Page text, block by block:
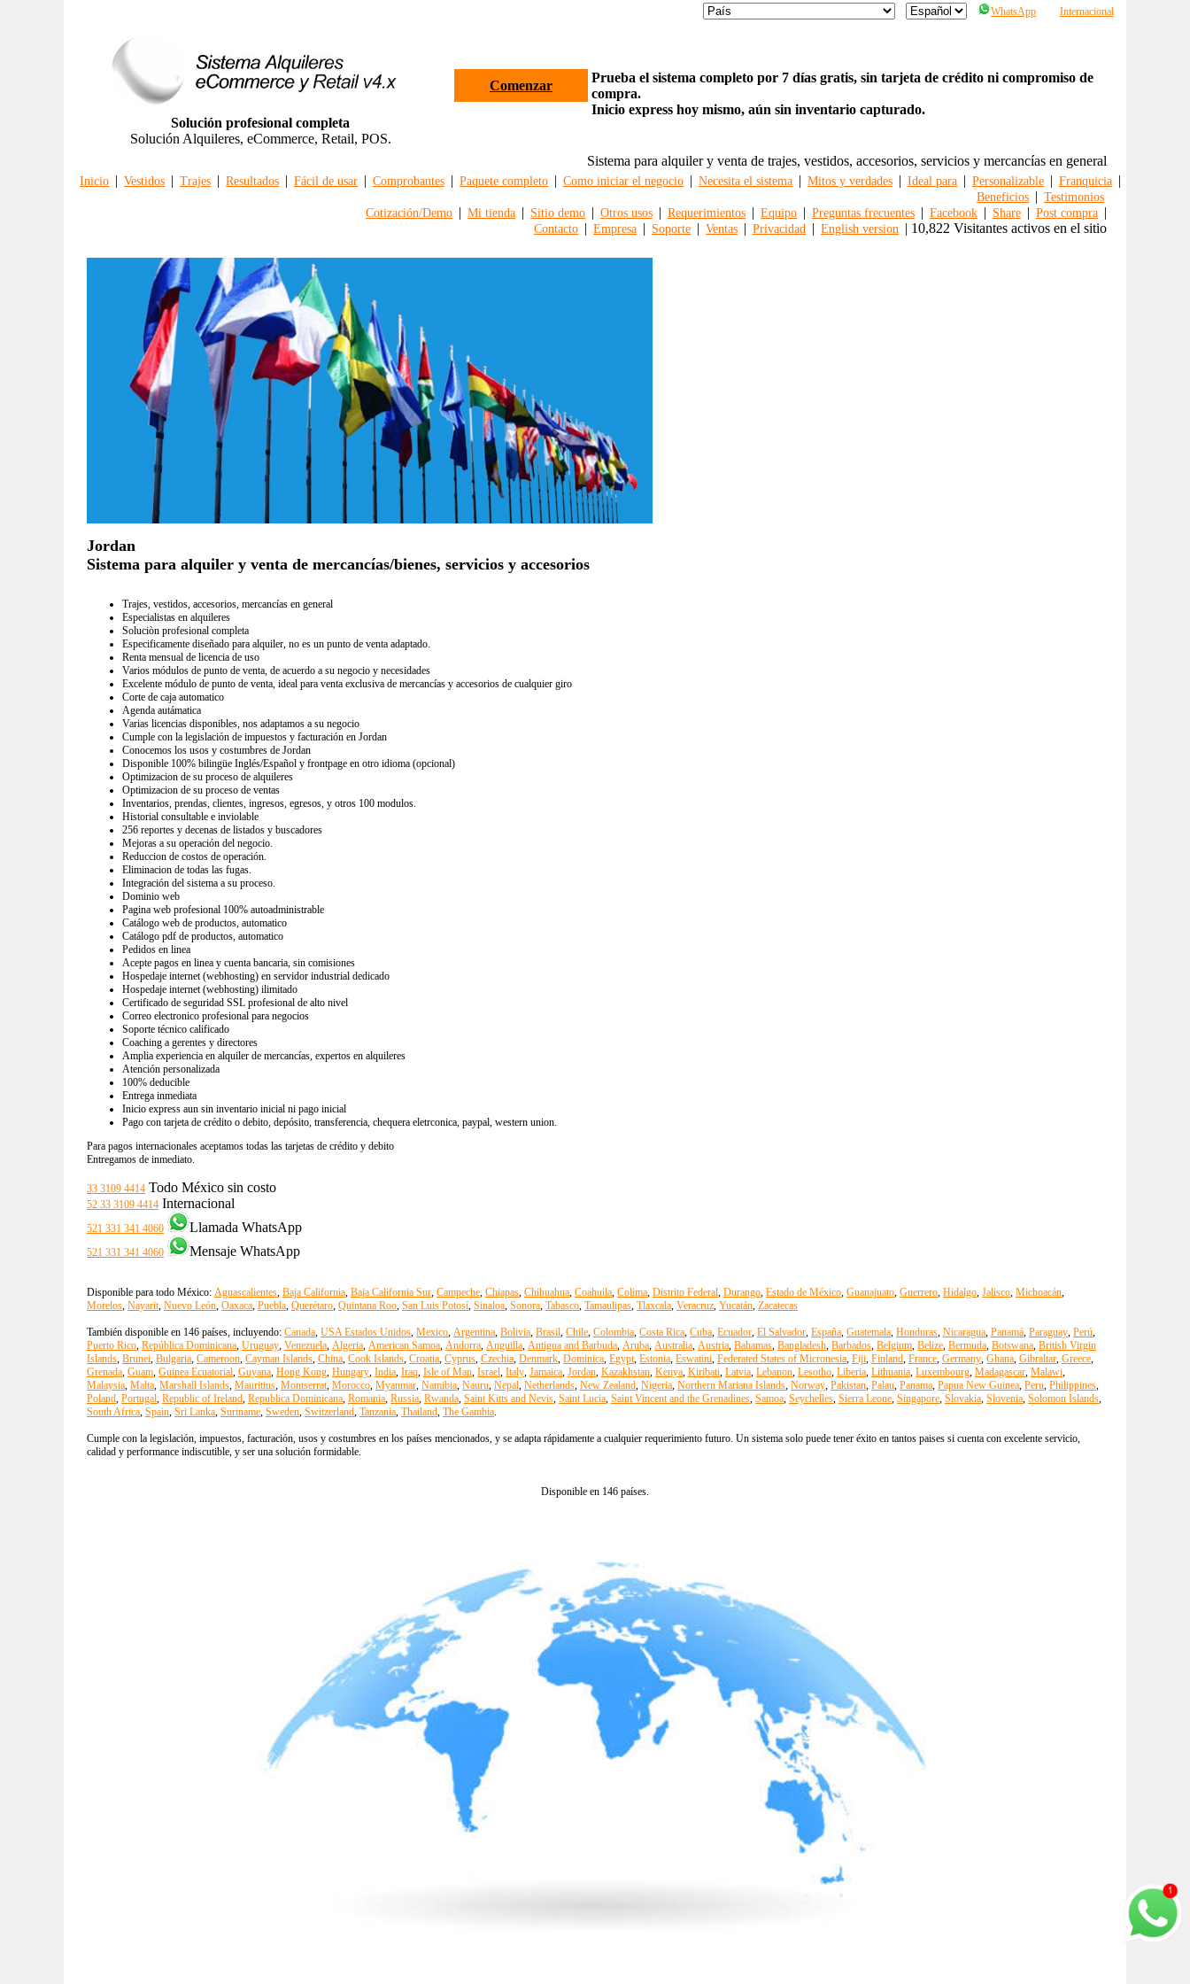
WhatsApp Internacional
Solución profesional completa
Solución Alquileres, eCommerce, Retail, POS.
Comenzar
Prueba el sistema completo por 7 días gratis, sin tarjeta de crédito ni compromiso de
compra.
Inicio express hoy mismo, aún sin inventario capturado.
Sistema para alquiler y venta de trajes, vestidos, accesorios, servicios y mercancías en general
Inicio | Vestidos | Trajes | Resultados | Fácil de usar | Comprobantes | Paquete completo | Como iniciar el negocio | Necesita el sistema | Mitos y verdades | Ideal para | Personalizable | Franquicia |
Beneficios | Testimonios
Cotización/Demo | Mi tienda | Sitio demo | Otros usos | Requerimientos | Equipo | Preguntas frecuentes | Facebook | Share | Post compra |
Contacto | Empresa | Soporte | Ventas | Privacidad | English version | 10,822 Visitantes activos en el sitio
Jordan
Sistema para alquiler y venta de mercancías/bienes, servicios y accesorios
Trajes, vestidos, accesorios, mercancías en general
Especialistas en alquileres
Soluciòn profesional completa
Especificamente diseñado para alquiler, no es un punto de venta adaptado.
Renta mensual de licencia de uso
Varios módulos de punto de venta, de acuerdo a su negocio y necesidades
Excelente módulo de punto de venta, ideal para venta exclusiva de mercancías y accesorios de cualquier giro
Corte de caja automatico
Agenda autámatica
Varias licencias disponibles, nos adaptamos a su negocio
Cumple con la legislación de impuestos y facturación en Jordan
Conocemos los usos y costumbres de Jordan
Disponible 100% bilingüe Inglés/Español y frontpage en otro idioma (opcional)
Optimizacion de su proceso de alquileres
Optimizacion de su proceso de ventas
Inventarios, prendas, clientes, ingresos, egresos, y otros 100 modulos.
Historial consultable e inviolable
256 reportes y decenas de listados y buscadores
Mejoras a su operación del negocio.
Reduccion de costos de operación.
Eliminacion de todas las fugas.
Integración del sistema a su proceso.
Dominio web
Pagina web profesional 100% autoadministrable
Catálogo web de productos, automatico
Catálogo pdf de productos, automatico
Pedidos en linea
Acepte pagos en linea y cuenta bancaria, sin comisiones
Hospedaje internet (webhosting) en servidor industrial dedicado
Hospedaje internet (webhosting) ilimitado
Certificado de seguridad SSL profesional de alto nivel
Correo electronico profesional para negocios
Soporte técnico calificado
Coaching a gerentes y directores
Amplia experiencia en alquiler de mercancías, expertos en alquileres
Atención personalizada
100% deducible
Entrega inmediata
Inicio express aun sin inventario inicial ni pago inicial
Pago con tarjeta de crédito o debito, depósito, transferencia, chequera eletrconica, paypal, western union.
Para pagos internacionales aceptamos todas las tarjetas de crédito y debito
Entregamos de inmediato.
33 3109 4414 Todo México sin costo
52 33 3109 4414 Internacional
521 331 341 4060 Llamada WhatsApp
521 331 341 4060 Mensaje WhatsApp
Disponible para todo México: Aguascalientes, Baja California, Baja California Sur, Campeche, Chiapas, Chihuahua, Coahuila, Colima, Distrito Federal, Durango, Estado de México, Guanajuato, Guerrero, Hidalgo, Jalisco, Michoacán,
Morelos, Nayarit, Nuevo León, Oaxaca, Puebla, Querétaro, Quintana Roo, San Luis Potosí, Sinaloa, Sonora, Tabasco, Tamaulipas, Tlaxcala, Veracruz, Yucatán, Zacatecas
También disponible en 146 países, incluyendo: Canada, USA Estados Unidos, Mexico, Argentina, Bolivia, Brasil, Chile, Colombia, Costa Rica, Cuba, Ecuador, El Salvador, España, Guatemala, Honduras, Nicaragua, Panamá, Paraguay, Perú,
Puerto Rico, República Dominicana, Uruguay, Venezuela, Algeria, American Samoa, Andorra, Anguilla, Antigua and Barbuda, Aruba, Australia, Austria, Bahamas, Bangladesh, Barbados, Belgium, Belize, Bermuda, Botswana, British Virgin
Islands, Brunei, Bulgaria, Cameroon, Cayman Islands, China, Cook Islands, Croatia, Cyprus, Czechia, Denmark, Dominica, Egypt, Estonia, Eswatini, Federated States of Micronesia, Fiji, Finland, France, Germany, Ghana, Gibraltar, Greece,
Grenada, Guam, Guinea Ecuatorial, Guyana, Hong Kong, Hungary, India, Iraq, Isle of Man, Israel, Italy, Jamaica, Jordan, Kazakhstan, Kenya, Kiribati, Latvia, Lebanon, Lesotho, Liberia, Lithuania, Luxembourg, Madagascar, Malawi,
Malaysia, Malta, Marshall Islands, Mauritius, Montserrat, Morocco, Myanmar, Namibia, Nauru, Nepal, Netherlands, New Zealand, Nigeria, Northern Mariana Islands, Norway, Pakistan, Palau, Panama, Papua New Guinea, Peru, Philippines,
Poland, Portugal, Republic of Ireland, Republica Dominicana, Romania, Russia, Rwanda, Saint Kitts and Nevis, Saint Lucia, Saint Vincent and the Grenadines, Samoa, Seychelles, Sierra Leone, Singapore, Slovakia, Slovenia, Solomon Islands,
South Africa, Spain, Sri Lanka, Suriname, Sweden, Switzerland, Tanzania, Thailand, The Gambia.
Cumple con la legislación, impuestos, facturación, usos y costumbres en los países mencionados, y se adapta rápidamente a cualquier requerimiento futuro. Un sistema solo puede tener éxito en tantos paises si cuenta con excelente servicio,
calidad y performance indiscutible, y ser una solución formidable.
Disponible en 146 países.